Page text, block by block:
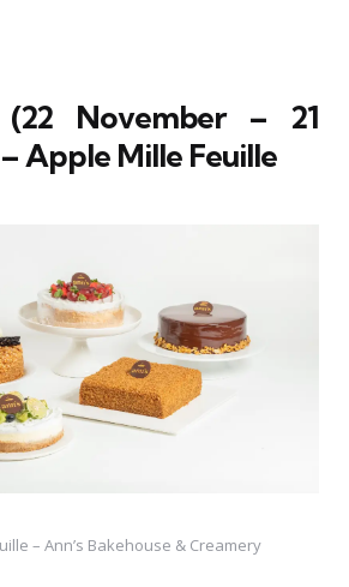
(22 November – 21
Apple Mille Feuille
– Ann’s Bakehouse & Creamery